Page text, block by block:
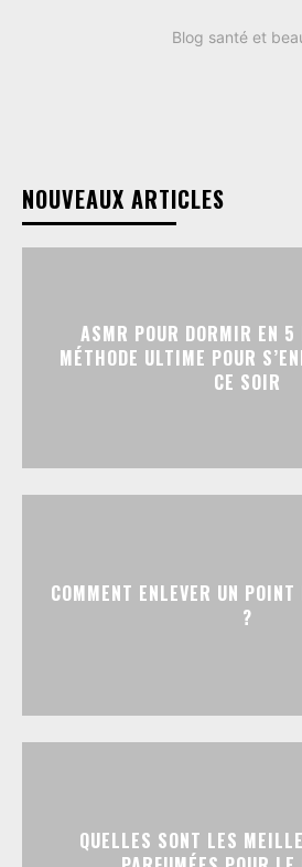
Blog santé et
NOUVEAUX ARTICLES
ASMR POUR DORMIR EN
MÉTHODE ULTIME POUR
CE SOIR
COMMENT ENLEVER UN
?
QUELLES SONT LES